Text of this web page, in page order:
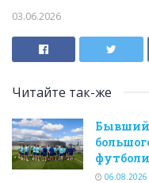
03.06.2026
Читайте так-же
Бывший
06.08.2026